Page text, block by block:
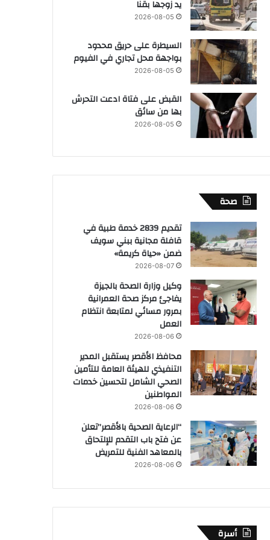
يد زوجها بقنا
2026-08-05
السيطرة على حريق محدود
بواجهة محل تجاري في الفيوم
2026-08-05
القبض على فتاة ادعت التحرش
بها من سائق
2026-08-05
صحة
تقديم 2839 خدمة طبية في
قافلة مجانية ببني سويف
ضمن «حياة كريمة»
2026-08-07
وكيل وزارة الصحة بالجيزة
يفاجئ مركز صحة العمرانية
بمرور مسائي لمتابعة انتظام
العمل
2026-08-06
محافظ الأقصر يستقبل المدير
التنفيذي للهيئة العامة للتأمين
الصحي الشامل لتحسين خدمات
المواطنين
2026-08-06
“الرعاية الصحية بالأقصر”تعلن
عن فتح باب التقدم للإلتحاق
بالمعاهد الفنية للتمريض
2026-08-06
أسرة